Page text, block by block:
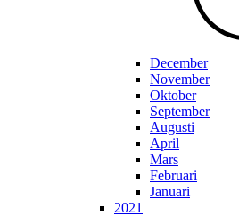
December
November
Oktober
September
Augusti
April
Mars
Februari
Januari
2021